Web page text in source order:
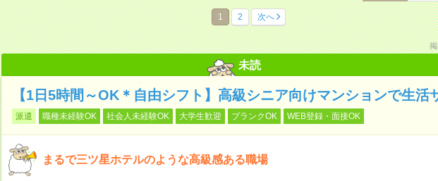
1 2 次へ
未読
【1日5時間～OK＊自由シフト】高級シニア向けマンションで生活
派遣 職種未経験OK 社会人未経験OK 大学生歓迎 ブランクOK WEB登録・面接OK
まるで三ツ星ホテルのような高級感ある職場